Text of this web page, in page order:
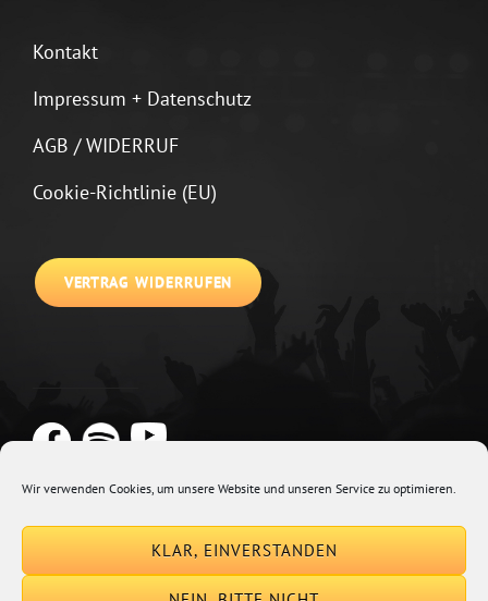
Wir verwenden Cookies, um unsere Website und unseren Service zu optimieren.
KLAR, EINVERSTANDEN
Kontakt
Impressum + Datenschutz
AGB / WIDERRUF
Cookie-Richtlinie (EU)
VERTRAG WIDERRUFEN
Euphony By Catch Themes